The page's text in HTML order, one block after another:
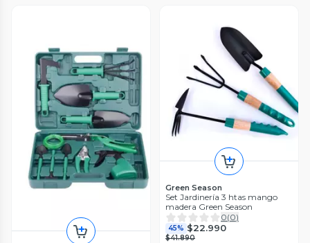
Green Season
Set Jardinería 3 htas mango
madera Green Season
0(0)
45% $22.990
$41.890